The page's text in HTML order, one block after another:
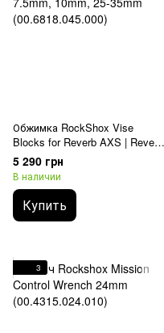
Обжимка RockShox Vise
Blocks for Reverb AXS | Reverb
| Reverb Stealth 7.5mm, 10mm,
25-35mm (00.6818.045.000)
5 290 грн
В наличии
Купить
3